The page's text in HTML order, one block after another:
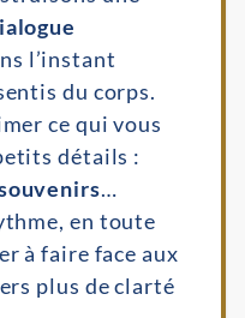
l’instant
du corps.
ce qui vous
détails :
…
en toute
à faire face aux
plus de clarté